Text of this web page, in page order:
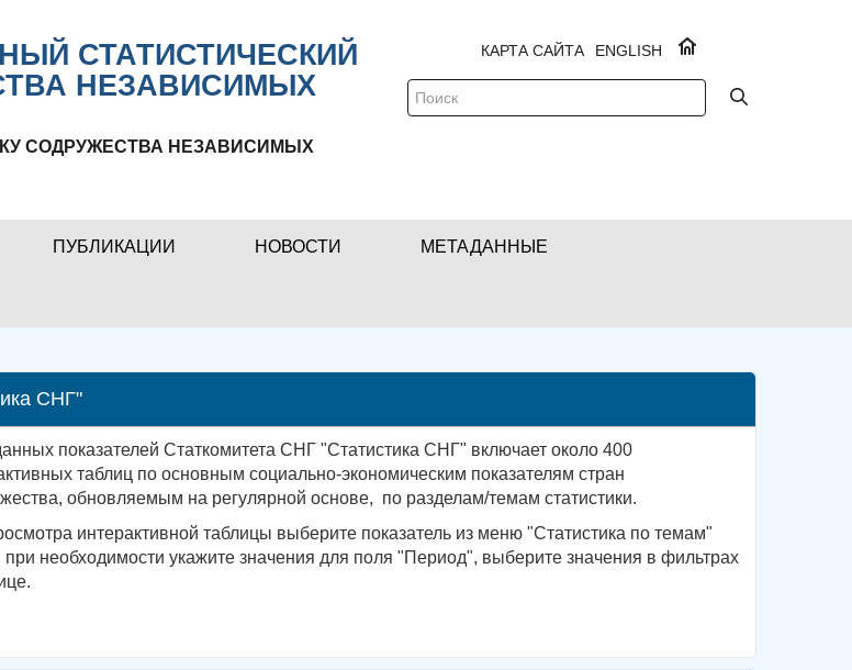
СТАТИСТИЧЕСКИЙ
НЕЗАВИСИМЫХ
СОДРУЖЕСТВА НЕЗАВИСИМЫХ
ENGLISH
КАРТА САЙТА
ПУБЛИКАЦИИ НОВОСТИ МЕТАДАННЫЕ
СНГ"
показателей Статкомитета СНГ "Статистика СНГ" включает около 400
таблиц по основным социально-экономическим показателям стран
обновляемым на регулярной основе, по разделам/темам статистики.
интерактивной таблицы выберите показатель из меню "Статистика по темам"
при необходимости укажите значения для поля "Период", выберите значения в фильтрах